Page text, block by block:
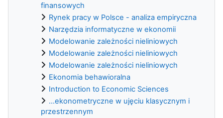
finansowych
Rynek pracy w Polsce - analiza empiryczna
Narzędzia informatyczne w ekonomii
Modelowanie zależności nieliniowych
Modelowanie zależności nieliniowych
Modelowanie zależności nieliniowych
Ekonomia behawioralna
Introduction to Economic Sciences
...ekonometryczne w ujęciu klasycznym i
przestrzennym